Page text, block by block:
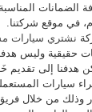
الضمانات
في موقع شركتنا.
نشتري سيارات
حقيقية وليس
هدفنا إلى تقديم
سيارات
وذلك من خلال